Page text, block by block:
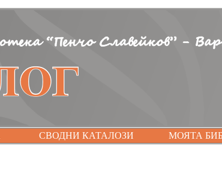
СВОДНИ КАТАЛОЗИ МОЯТА